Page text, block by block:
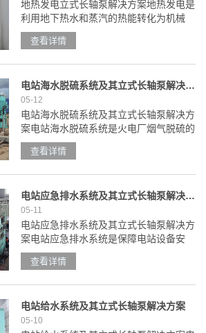
地热发电立式长轴泵解决方案地热发电是
利用地下热水和蒸汽的热能转化为机械
能，再进一步转化为电能的清洁能源发电
方式，核心流程包含地热资源开采、能量
查看详情
电站海水脱硫系统及其立式长轴泵解决方案
05-12
电站海水脱硫系统及其立式长轴泵解决方
案电站海水脱硫系统是火电厂烟气脱硫的
关键系统，通过海水的碱性成分吸收烟气
中的二氧化硫等酸性气体，实现烟气净
查看详情
电站应急排水系统及其立式长轴泵解决方案
05-11
电站应急排水系统及其立式长轴泵解决方
案电站应急排水系统是保障电站设备安
全、避免因积水引发故障停机的关键系
统，主要应对电站厂区突发暴雨积水、设
查看详情
电站给水系统及其立式长轴泵解决方案
05-10